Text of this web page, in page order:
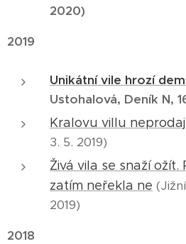
2020)
2019
Unikátní vile hrozí
Ustohalová, Deník N,
Kralovu villu
3. 5. 2019)
Živá vila se snaží
zatím neřekla ne
2019)
2018